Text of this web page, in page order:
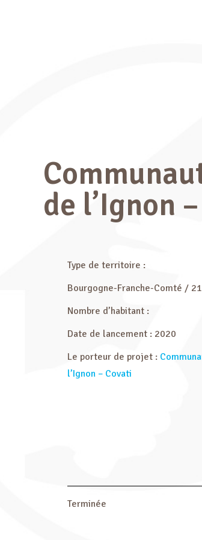
de l’Ignon
Type de territoire :
Bourgogne-Franche-Comté /
Nombre d’habitant :
Date de lancement : 2020
Le porteur de projet :
l’Ignon – Covati
Terminée